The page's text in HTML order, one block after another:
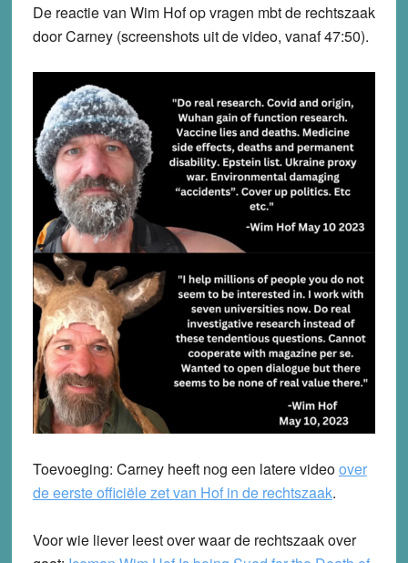
De reactie van Wim Hof op vragen mbt de rechtszaak
door Carney (screenshots uit de video, vanaf 47:50).
Toevoeging: Carney heeft nog een latere videoover
de eerste officiële zet van Hof in de rechtszaak.
Voor wie liever leest over waar de rechtszaak over